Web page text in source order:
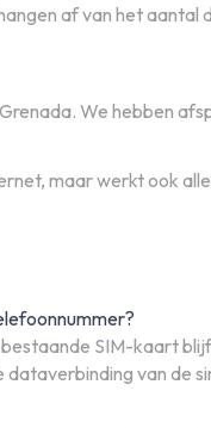
af van het
We hebben
maar werkt ook
SIM-kaart
dataverbinding van de